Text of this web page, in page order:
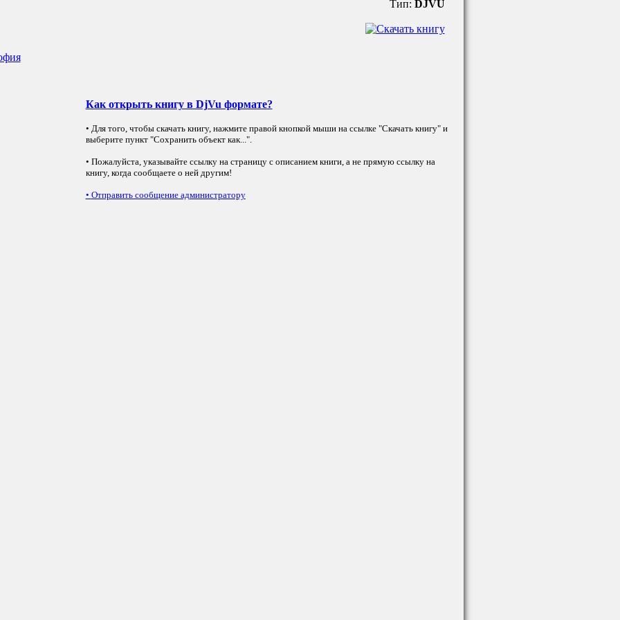
Тип: DJVU
Как открыть книгу в DjVu формате?
• Для того, чтобы скачать книгу, нажмите правой кнопкой мыши на ссылке "Скачать книгу" и
выберите пункт "Сохранить объект как...".
• Пожалуйста, указывайте ссылку на страницу с описанием книги, а не прямую ссылку на
книгу, когда сообщаете о ней другим!
• Отправить сообщение администратору